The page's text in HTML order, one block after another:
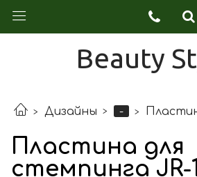
Beauty
Дизайны -
Пластина для
стемпинга JR-